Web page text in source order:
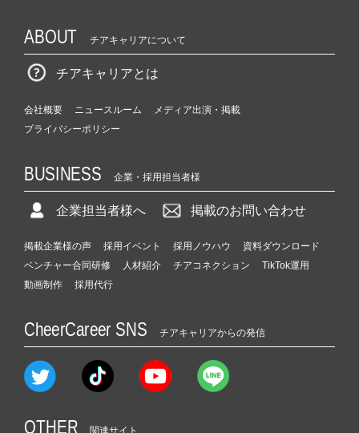
ABOUT チアキャリアについて
チアキャリアとは
会社概要 ニュースルーム
メディア出演・掲載
プライバシーポリシー
BUSINESS 企業・採用担当者様
企業担当者様へ 掲載のお問い合わせ
掲載企業様の声 採用イベント 採用ノウハウ
資料ダウンロード
ベンチャー合同研修
人材紹介 チアコネクション
TikTok運用
動画制作
採用代行
CheerCareer SNS チアキャリアからの発信
OTHER